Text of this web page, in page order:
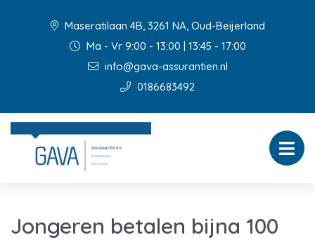
Maseratilaan 4B, 3261 NA, Oud-Beijerland
Ma - Vr 9:00 - 13:00 | 13:45 - 17:00
info@gava-assurantien.nl
0186683492
Jongeren betalen bijna 100